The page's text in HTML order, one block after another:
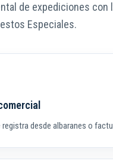
de expediciones con
Especiales.
desde albaranes o